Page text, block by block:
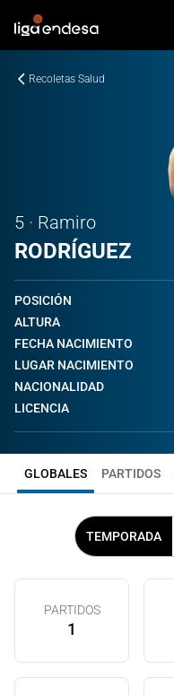
Recoletas Salud
5 · Ramiro
RODRÍGUEZ
POSICIÓN
ALTURA
FECHA NACIMIENTO
LUGAR NACIMIENTO
NACIONALIDAD
LICENCIA
GLOBALES PARTIDOS
TEMPORADA
PARTIDOS
1